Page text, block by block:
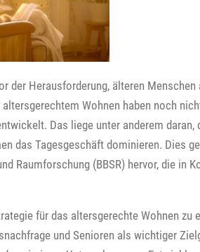
der Herausforderung, älteren Menschen
Wohnen haben noch
Das liege unter anderem
das Tagesgeschäft dominieren. Dies
Raumforschung (BBSR) hervor, die in
für das altersgerechte Wohnen
und Senioren als wichtiger